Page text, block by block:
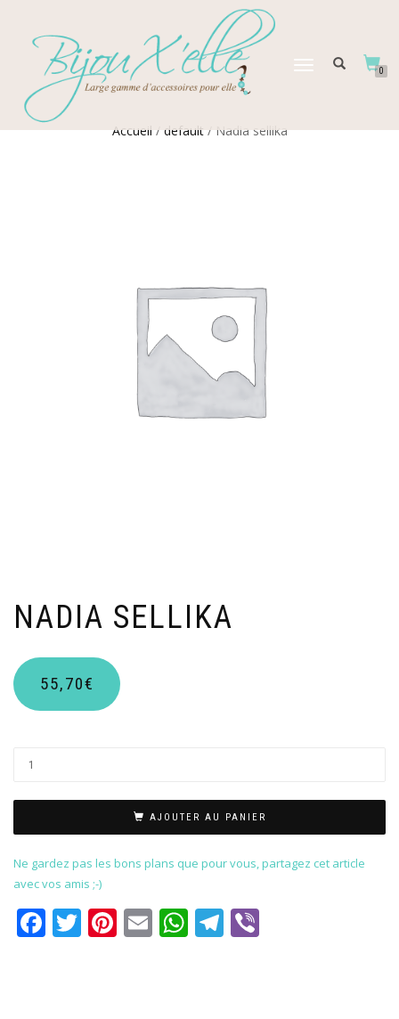
DÉPLIER
0
Accueil/default/ Nadia sellika
NADIA SELLIKA
55,70€
AJOUTER AU PANIER
Ne gardez pas les bons plans que pour vous, partagez cet article
avec vos amis ;-)
Facebook
Twitter
Pinterest
EmailWhatsApp
Telegram